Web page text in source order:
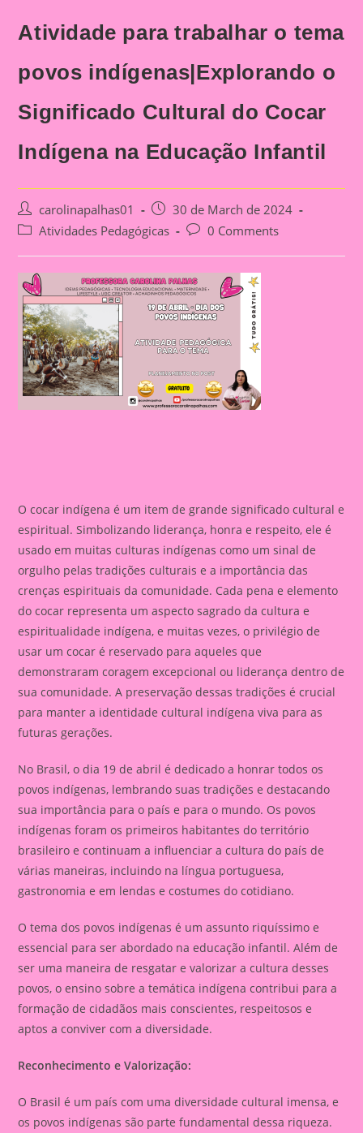
Atividade para trabalhar o tema
povos indígenas|Explorando o
Significado Cultural do Cocar
Indígena na Educação Infantil
Post
author:
carolinapalhas01
Post
published:
30 de March de 2024
PostAtividades Pedagógicas
Post0 Comments
O cocar indígena é um item de grande significado cultural e
espiritual. Simbolizando liderança, honra e respeito, ele é
usado em muitas culturas indígenas como um sinal de
orgulho pelas tradições culturais e a importância das
crenças espirituais da comunidade. Cada pena e elemento
do cocar representa um aspecto sagrado da cultura e
espiritualidade indígena, e muitas vezes, o privilégio de
usar um cocar é reservado para aqueles que
demonstraram coragem excepcional ou liderança dentro de
sua comunidade. A preservação dessas tradições é crucial
para manter a identidade cultural indígena viva para as
futuras gerações.
No Brasil, o dia 19 de abril é dedicado a honrar todos os
povos indígenas, lembrando suas tradições e destacando
sua importância para o país e para o mundo. Os povos
indígenas foram os primeiros habitantes do território
brasileiro e continuam a influenciar a cultura do país de
várias maneiras, incluindo na língua portuguesa,
gastronomia e em lendas e costumes do cotidiano.
O tema dos povos indígenas é um assunto riquíssimo e
essencial para ser abordado na educação infantil. Além de
ser uma maneira de resgatar e valorizar a cultura desses
povos, o ensino sobre a temática indígena contribui para a
formação de cidadãos mais conscientes, respeitosos e
aptos a conviver com a diversidade.
Reconhecimento e Valorização:
O Brasil é um país com uma diversidade cultural imensa, e
os povos indígenas são parte fundamental dessa riqueza.